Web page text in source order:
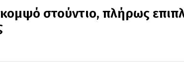
στούντιο, πλήρως